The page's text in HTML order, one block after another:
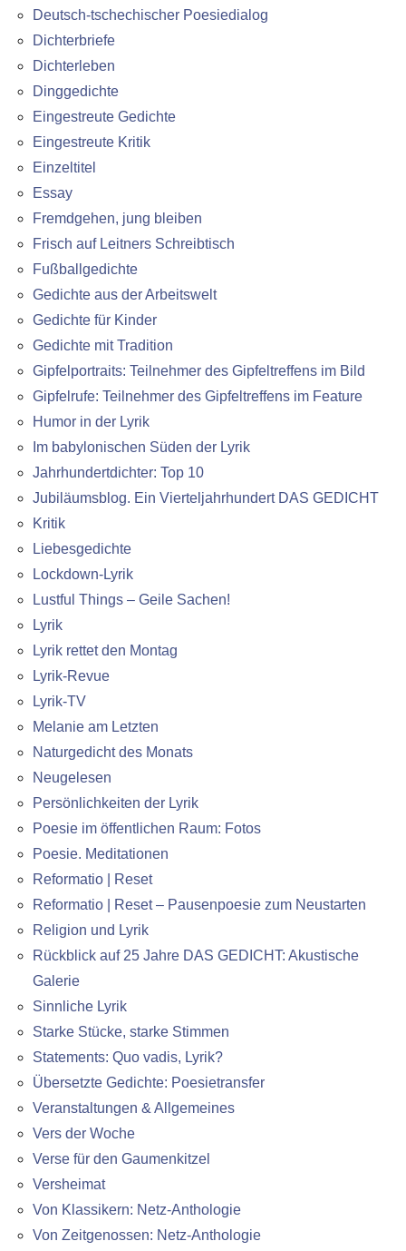
Deutsch-tschechischer Poesiedialog
Dichterbriefe
Dichterleben
Dinggedichte
Eingestreute Gedichte
Eingestreute Kritik
Einzeltitel
Essay
Fremdgehen, jung bleiben
Frisch auf Leitners Schreibtisch
Fußballgedichte
Gedichte aus der Arbeitswelt
Gedichte für Kinder
Gedichte mit Tradition
Gipfelportraits: Teilnehmer des Gipfeltreffens im Bild
Gipfelrufe: Teilnehmer des Gipfeltreffens im Feature
Humor in der Lyrik
Im babylonischen Süden der Lyrik
Jahrhundertdichter: Top 10
Jubiläumsblog. Ein Vierteljahrhundert DAS GEDICHT
Kritik
Liebesgedichte
Lockdown-Lyrik
Lustful Things – Geile Sachen!
Lyrik
Lyrik rettet den Montag
Lyrik-Revue
Lyrik-TV
Melanie am Letzten
Naturgedicht des Monats
Neugelesen
Persönlichkeiten der Lyrik
Poesie im öffentlichen Raum: Fotos
Poesie. Meditationen
Reformatio | Reset
Reformatio | Reset – Pausenpoesie zum Neustarten
Religion und Lyrik
Rückblick auf 25 Jahre DAS GEDICHT: Akustische
Galerie
Sinnliche Lyrik
Starke Stücke, starke Stimmen
Statements: Quo vadis, Lyrik?
Übersetzte Gedichte: Poesietransfer
Veranstaltungen & Allgemeines
Vers der Woche
Verse für den Gaumenkitzel
Versheimat
Von Klassikern: Netz-Anthologie
Von Zeitgenossen: Netz-Anthologie